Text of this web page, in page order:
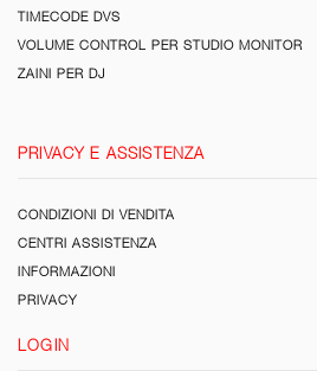
TIMECODE DVS
VOLUME CONTROL PER STUDIO MONITOR
ZAINI PER DJ
PRIVACY E ASSISTENZA
CONDIZIONI DI VENDITA
CENTRI ASSISTENZA
INFORMAZIONI
PRIVACY
LOGIN